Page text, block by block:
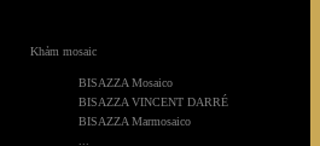
Khảm mosaic
BISAZZA Mosaico
BISAZZA VINCENT DARRÉ
BISAZZA Marmosaico